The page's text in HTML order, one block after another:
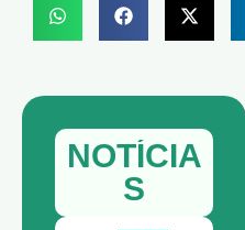
NOTÍCIA
S